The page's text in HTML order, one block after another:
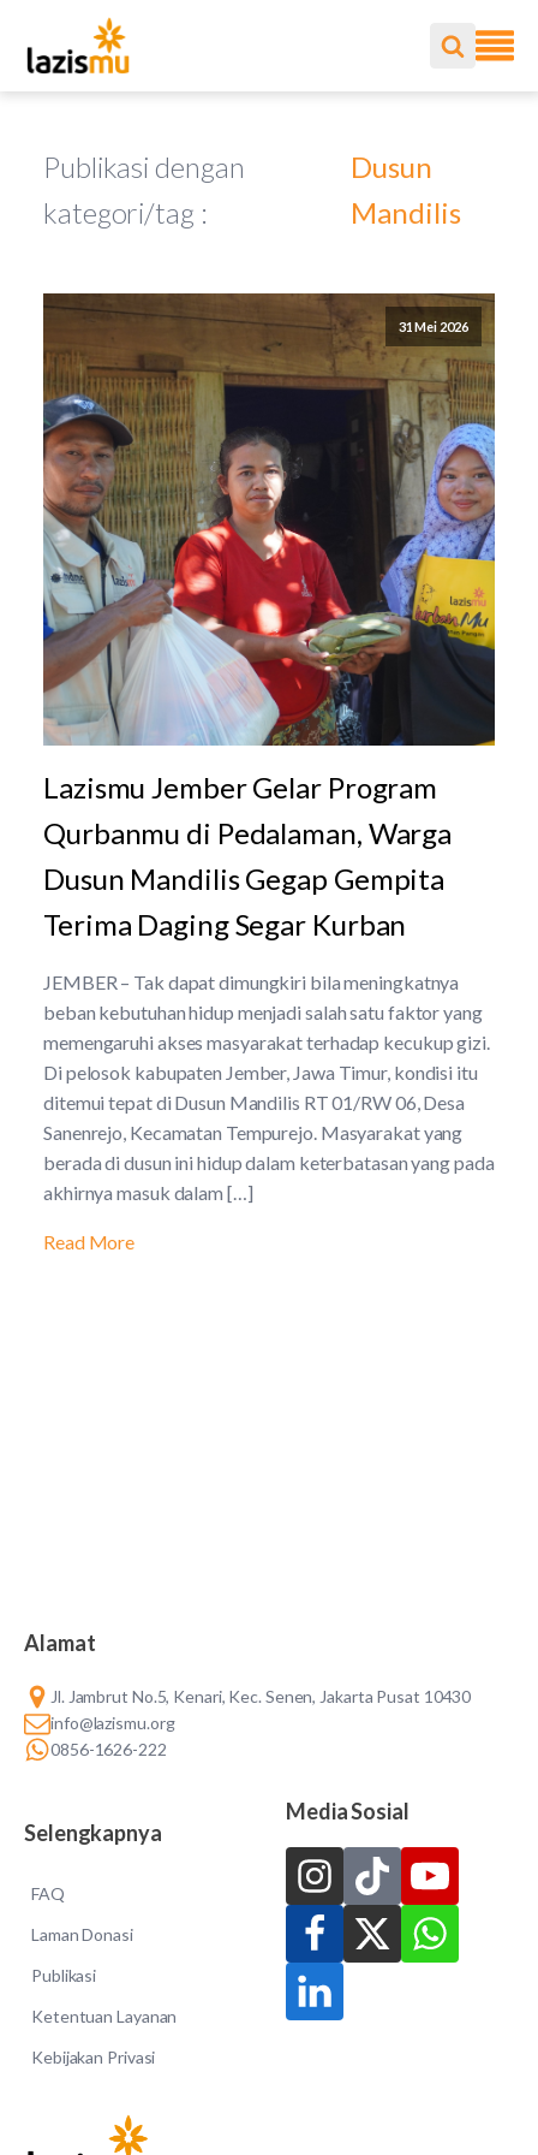
Publikasi dengan
kategori/tag :
Dusun
Mandilis
31 Mei 2026
Lazismu Jember Gelar Program
Qurbanmu di Pedalaman, Warga
Dusun Mandilis Gegap Gempita
Terima Daging Segar Kurban
JEMBER – Tak dapat dimungkiri bila meningkatnya
beban kebutuhan hidup menjadi salah satu faktor yang
memengaruhi akses masyarakat terhadap kecukup gizi.
Di pelosok kabupaten Jember, Jawa Timur, kondisi itu
ditemui tepat di Dusun Mandilis RT 01/RW 06, Desa
Sanenrejo, Kecamatan Tempurejo. Masyarakat yang
berada di dusun ini hidup dalam keterbatasan yang pada
akhirnya masuk dalam […]
Read More
Alamat
Jl. Jambrut No.5, Kenari, Kec. Senen, Jakarta Pusat 10430
info@lazismu.org
0856-1626-222
Selengkapnya
FAQ
Laman Donasi
Publikasi
Ketentuan Layanan
Kebijakan Privasi
Media Sosial